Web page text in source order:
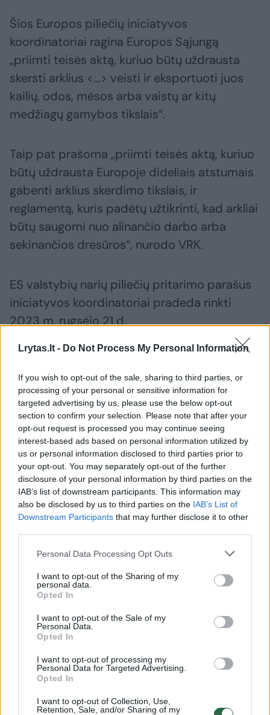
Lrytas.lt - Do Not Process My Personal Information
If you wish to opt-out of the sale, sharing to third parties, or
processing of your personal or sensitive information for
targeted advertising by us, please use the below opt-out
section to confirm your selection. Please note that after your
opt-out request is processed you may continue seeing
interest-based ads based on personal information utilized by
us or personal information disclosed to third parties prior to
your opt-out. You may separately opt-out of the further
disclosure of your personal information by third parties on the
IAB’s list of downstream participants. This information may
also be disclosed by us to third parties on the IAB’s List of
Downstream Participants that may further disclose it to other
Personal Data Processing Opt Outs
I want to opt-out of the Sharing of my
personal data.
Opted In
I want to opt-out of the Sale of my
Personal Data.
Opted In
I want to opt-out of processing my
Personal Data for Targeted Advertising.
Opted In
I want to opt-out of Collection, Use,
Retention, Sale, and/or Sharing of my
Šios Europos piliečių iniciatyvos
koordinatoriai ragina Europos Sąjungą
„priimti teisės aktą, kuriuo būtų uždrausta
skersti arklius <...> veisti ir eksportuoti juos
kailių, odos, mėsos arba vaistų ar kitų
medžiagų gamybos tikslais“.
Taip pat prašoma „priimti teisės aktą, kuriuo
būtų uždrausta Europoje dideliais atstumais
gabenti arklius skerdimo tikslais, ir
reglamentą, kuris padėtų užtikrinti, kad arkliai
būtų saugomi nuo alinančio darbo arba
sekinančios dresūros“, nurodo VRK.
ES valstybių narių piliečių pritarimo parašus
iniciatyvos koordinatoriai pradeda rinkti
2023 m. rugsėjo 21 d.
Susiję straipsniai
Užsiimantys šia veikla
sutarčių vis dar nepripažįsta:
išvardijo, kada gresia
Kol K.
pieno
Tam, kad dėl šios Europos piliečių iniciatyvos
būtų pradėtas ES politikos formavimas,
reikia, kad ES piliečiai, gyvenantys bent 7
skirtingose valstybėse narėse, ir sulaukę